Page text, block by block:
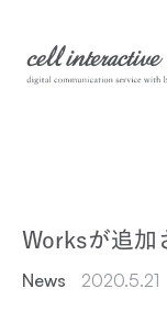
Worksが追加
News
2020.5.21